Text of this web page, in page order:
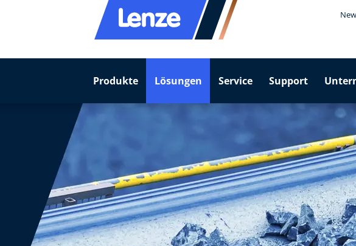
Produkte Lösungen Service Support